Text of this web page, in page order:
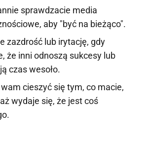
sprawdzacie media
aby "być na bieżąco".
zazdrość lub irytację, gdy
że inni odnoszą sukcesy lub
czas wesoło.
cieszyć się tym, co macie,
wydaje się, że jest coś